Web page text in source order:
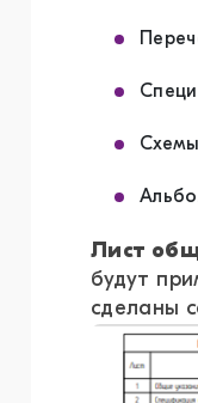
Лист
будут
сделаны